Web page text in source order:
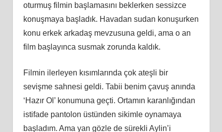
oturmuş filmin başlamasını beklerken sessizce
konuşmaya başladık. Havadan sudan konuşurken
konu erkek arkadaş mevzusuna geldi, ama o an
film başlayınca susmak zorunda kaldık.
Filmin ilerleyen kısımlarında çok ateşli bir
sevişme sahnesi geldi. Tabii benim çavuş anında
‘Hazır Ol’ konumuna geçti. Ortamın karanlığından
istifade pantolon üstünden sikimle oynamaya
başladım. Ama yan gözle de sürekli Aylin’i